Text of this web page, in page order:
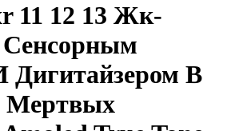
11 12 13 Жк-
Дигитайзером В
Мертвых